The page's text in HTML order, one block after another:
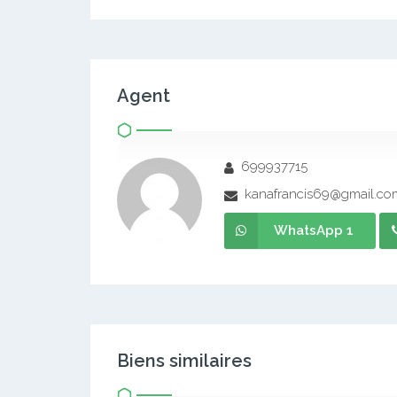
Agent
699937715
WhatsApp 1
Biens similaires